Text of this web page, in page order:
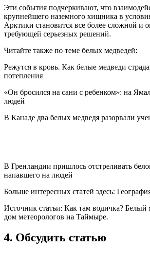
Эти события подчеркивают, что
крупнейшего наземного хищника в
Арктики становится все более сложной и
требующей серьезных решений.
Читайте также по теме белых медведей:
Режутся в кровь. Как белые медведи
потепления
«Он бросился на сани с ребенком»: на
людей
В Канаде два белых медведя разорвали
В Гренландии пришлось отстреливать
напавшего на людей
Больше интересных статей здесь:
Источник статьи: Как там водичка? Белый
дом метеорологов на Таймыре.
4. Обсудить статью